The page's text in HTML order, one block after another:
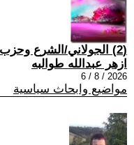
(2) الجولاني/الشرع وحزب الله: ما الذي تغيّر..؟!
ازهر عبدالله طوالبه
2026 / 8 / 6
مواضيع وابحاث سياسية